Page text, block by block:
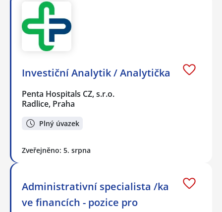
Investiční Analytik / Analytička
Penta Hospitals CZ, s.r.o.
Radlice, Praha
Plný úvazek
Zveřejněno: 5. srpna
Administrativní specialista /ka
ve financích - pozice pro